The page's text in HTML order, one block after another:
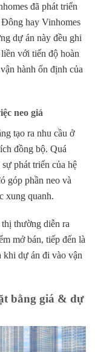
đã phát triển
hay Vinhomes
dự án này đều ghi
với tiến độ hoàn
hành ổn định của
neo giá
tạo ra nhu cầu ở
đồng bộ. Quá
phát triển của hệ
góp phần neo và
xung quanh.
thường diễn ra
mở bán, tiếp đến là
khi dự án đi vào vận
bằng giá & dự